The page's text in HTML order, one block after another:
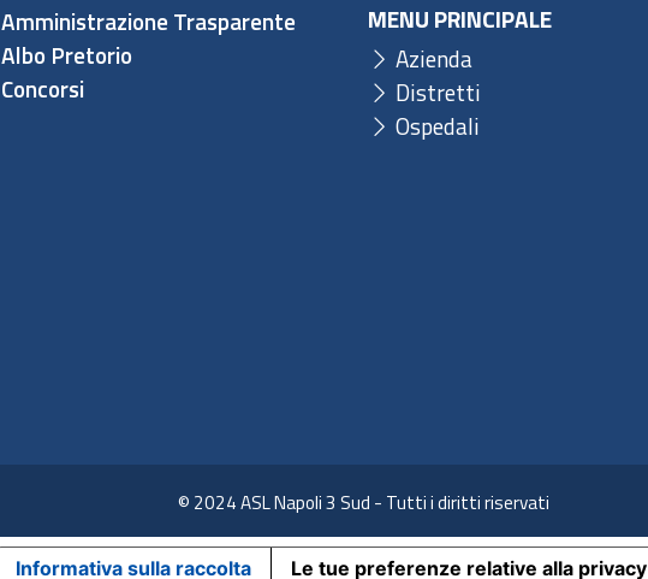
Amministrazione Trasparente
Albo Pretorio
Concorsi
MENU PRINCIPALE
Azienda
Distretti
Ospedali
© 2024 ASL Napoli 3 Sud - Tutti i diritti riservati
Informativa sulla raccolta Le tue preferenze relative alla privacy